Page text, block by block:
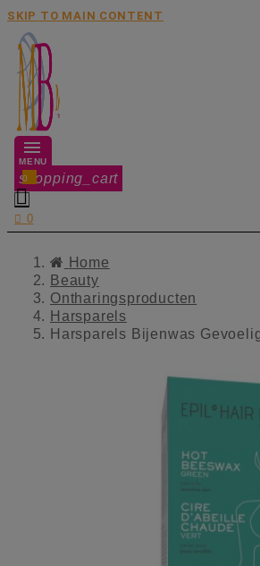
SKIP TO MAIN CONTENT
MENU
shopping_cart
0

 0
Home
Beauty
Ontharingsproducten
Harsparels
Harsparels Bijenwas